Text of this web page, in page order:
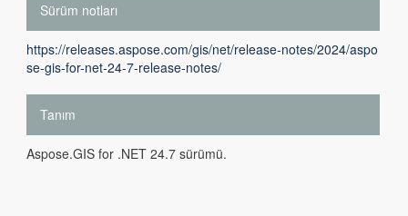
Sürüm notları
https://releases.aspose.com/gis/net/release-notes/2024/aspo
se-gis-for-net-24-7-release-notes/
Tanım
Aspose.GIS for .NET 24.7 sürümü.